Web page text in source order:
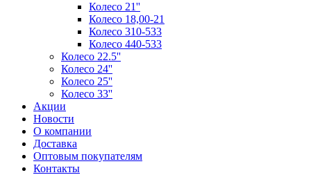
Колесо 21''
Колесо 18,00-21
Колесо 310-533
Колесо 440-533
Колесо 22.5''
Колесо 24''
Колесо 25''
Колесо 33''
Акции
Новости
О компании
Доставка
Оптовым покупателям
Контакты